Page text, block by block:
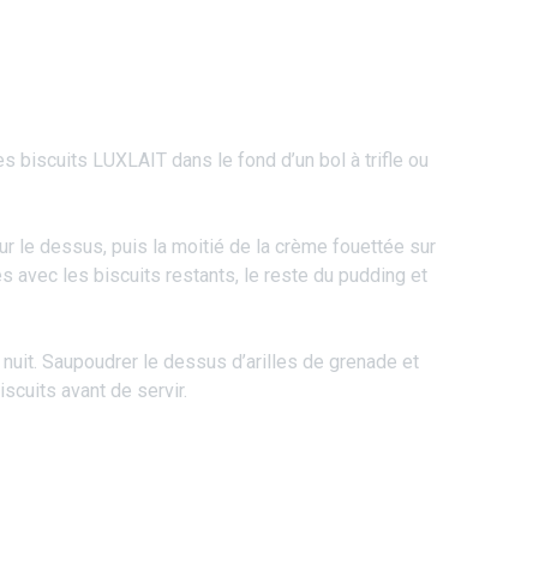
biscuits LUXLAIT dans le fond d’un bol à trifle ou
le dessus, puis la moitié de la crème fouettée sur
avec les biscuits restants, le reste du pudding et
Saupoudrer le dessus d’arilles de grenade et
avant de servir.